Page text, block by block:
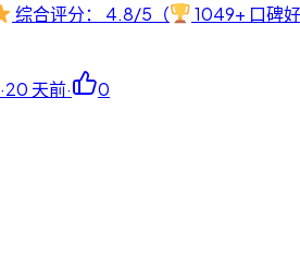
综合评分： 4.8/5（ 1049+ 口碑好
·20 天前· 0